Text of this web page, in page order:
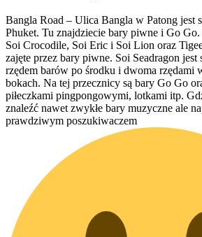
Bangla Road – Ulica Bangla w Patong jest
Phuket. Tu znajdziecie bary piwne i Go
Soi Crocodile, Soi Eric i Soi Lion oraz
zajęte przez bary piwne. Soi Seadragon jest
rzędem barów po środku i dwoma rzędami
bokach. Na tej przecznicy są bary Go Go
piłeczkami pingpongowymi, lotkami itp.
znaleźć nawet zwykłe bary muzyczne ale
prawdziwym poszukiwaczem